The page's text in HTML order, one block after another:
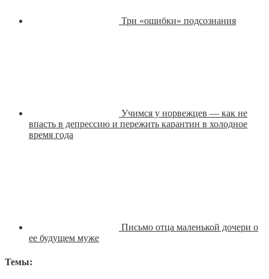
Три «ошибки» подсознания
Учимся у норвежцев — как не
впасть в депрессию и пережить карантин в холодное
время года
Письмо отца маленькой дочери о
ее будущем муже
Темы: